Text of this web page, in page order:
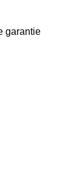
garantie